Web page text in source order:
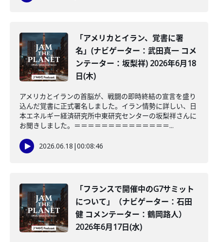
「アメリカとイラン、覚書に署
名」(ナビゲーター：武田真一 コメ
ンテーター：坂梨祥) 2026年6月18
日(木)
アメリカとイランの首脳が、戦闘の即時終結の宣言を盛り
込んだ覚書に正式署名しました。イラン情勢に詳しい、日
本エネルギー経済研究所中東研究センターの坂梨祥さんに
お聞きしました。＝＝＝＝＝＝＝＝＝＝＝＝＝＝...
2026.06.18 |00:08:46
「フランスで開催中のG7サミット
について」（ナビゲーター：石田
健 コメンテーター：鶴岡路人）
2026年6月17日(水)